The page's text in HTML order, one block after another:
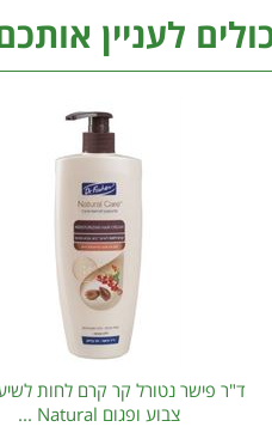
לעניין
ד"ר פישר נטורל קר קרם לחות
צבוע ופגום Natural ...